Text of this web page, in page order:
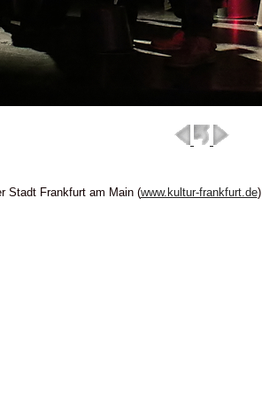
Stadt Frankfurt am Main (www.kultur-frankfurt.de)